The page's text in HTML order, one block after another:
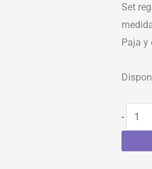
Set
Paja y
-